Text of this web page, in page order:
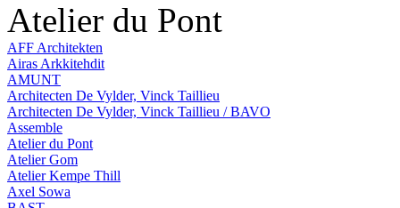
Atelier du Pont
AFF Architekten
Airas Arkkitehdit
AMUNT
Architecten De Vylder, Vinck Taillieu
Architecten De Vylder, Vinck Taillieu / BAVO
Assemble
Atelier du Pont
Atelier Gom
Atelier Kempe Thill
Axel Sowa